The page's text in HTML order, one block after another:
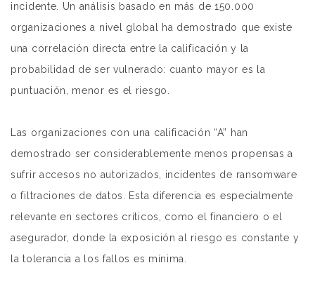
incidente. Un análisis basado en más de 150.000
organizaciones a nivel global ha demostrado que existe
una correlación directa entre la calificación y la
probabilidad de ser vulnerado: cuanto mayor es la
puntuación, menor es el riesgo.
Las organizaciones con una calificación “A” han
demostrado ser considerablemente menos propensas a
sufrir accesos no autorizados, incidentes de ransomware
o filtraciones de datos. Esta diferencia es especialmente
relevante en sectores críticos, como el financiero o el
asegurador, donde la exposición al riesgo es constante y
la tolerancia a los fallos es mínima.